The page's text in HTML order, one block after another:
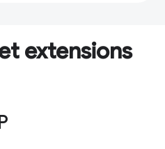
extensions